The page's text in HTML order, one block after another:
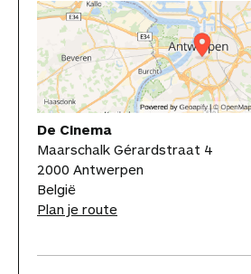
De Cinema
Maarschalk Gérardstraat 4
2000 Antwerpen
België
Plan je route